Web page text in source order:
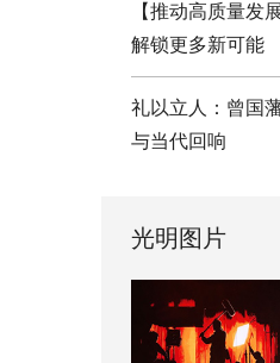
【推动高质量发
解锁更多新可能
礼以立人：曾国
与当代回响
光明图片